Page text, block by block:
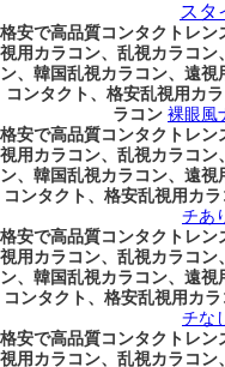
スタ
格安で高品質コンタクトレ
視用カラコン、乱視カラコン
ン、韓国乱視カラコン、遠
コンタクト、格安乱視用カ
ラコン 裸眼風
格安で高品質コンタクトレ
視用カラコン、乱視カラコン
ン、韓国乱視カラコン、遠
コンタクト、格安乱視用カ
チあ
格安で高品質コンタクトレ
視用カラコン、乱視カラコン
ン、韓国乱視カラコン、遠
コンタクト、格安乱視用カ
チな
格安で高品質コンタクトレ
視用カラコン、乱視カラコン